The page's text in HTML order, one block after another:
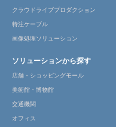
クラウドライブプロダクション
特注ケーブル
画像処理ソリューション
ソリューションから探す
店舗・ショッピングモール
美術館・博物館
交通機関
オフィス